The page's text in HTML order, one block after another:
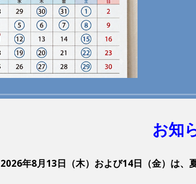
お知
2026年8月13日（木）および14日（金）は、